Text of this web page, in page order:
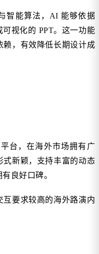
智能算法，AI 能够依据
视化的 PPT。这一功能
赖，有效降低长期设计成
台，在海外市场拥有广
式新颖，支持丰富的动态
良好口碑。
要求较高的海外路演内